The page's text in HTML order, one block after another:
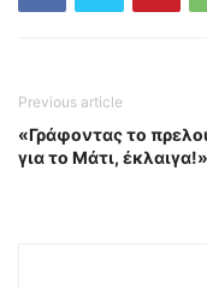
Previous article
«Γράφοντας το
για το Μάτι, έκλαιγα!»